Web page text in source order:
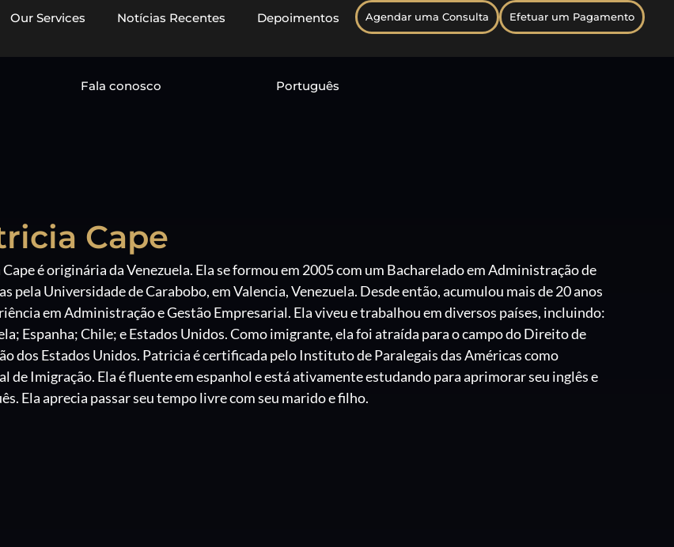
Our Services Notícias Recentes Depoimentos
Fala conosco Português
Agendar uma Consulta Efetuar um Pagamento
Cape
é originária da Venezuela. Ela se formou em 2005 com um Bacharelado em Administração de
pela Universidade de Carabobo, em Valencia, Venezuela. Desde então, acumulou mais de 20 anos
em Administração e Gestão Empresarial. Ela viveu e trabalhou em diversos países, incluindo:
Espanha; Chile; e Estados Unidos. Como imigrante, ela foi atraída para o campo do Direito de
dos Estados Unidos. Patricia é certificada pelo Instituto de Paralegais das Américas como
de Imigração. Ela é fluente em espanhol e está ativamente estudando para aprimorar seu inglês e
Ela aprecia passar seu tempo livre com seu marido e filho.